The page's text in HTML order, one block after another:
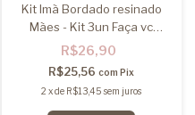
Kit Imã Bordado resinado
Mães - Kit 3un Faça vc
mesmo
R$26,90
R$25,56com Pix
2 xde R$13,45 sem juros